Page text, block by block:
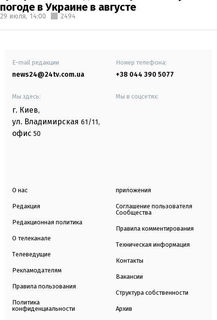
погоде в Украине в августе
29 июля, 14:00 2494
E-mail редакции
news24@24tv.com.ua
Номер телефона:
+38 044 390 5077
Мы здесь:
г. Киев,
ул. Владимирская 61/11,
офис 50
Мы в соцсетях:
О нас
Редакция
Редакционная политика
О телеканале
Телеведущие
Рекламодателям
Правила пользования
Политика
конфиденциальности
приложения
Соглашение пользователя
Сообщества
Правила комментирования
Техническая информация
Контакты
Вакансии
Структура собственности
Архив